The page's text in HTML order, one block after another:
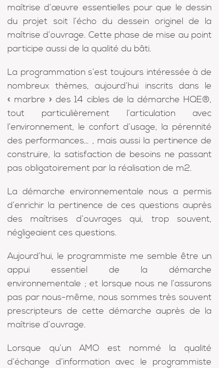
maîtrise d’œuvre essentielles pour que le dessin
du projet soit l’écho du dessein originel de la
maîtrise d’ouvrage. Cette phase de mise au point
participe aussi de la qualité du bâti.
La programmation s’est toujours intéressée à de
nombreux thèmes, aujourd’hui inscrits dans le
« marbre » des 14 cibles de la démarche HQE®,
tout particulièrement l’articulation avec
l’environnement, le confort d’usage, la pérennité
des performances… , mais aussi la pertinence de
construire, la satisfaction de besoins ne passant
pas obligatoirement par la réalisation de m2.
La démarche environnementale nous a permis
d’enrichir la pertinence de ces questions auprès
des maîtrises d’ouvrages qui, trop souvent,
négligeaient ces questions.
Aujourd’hui, le programmiste me semble être un
appui essentiel de la démarche
environnementale ; et lorsque nous ne l’assurons
pas par nous-même, nous sommes très souvent
prescripteurs de cette démarche auprès de la
maîtrise d’ouvrage.
Lorsque qu’un AMO est nommé la qualité
d’échange d’information avec le programmiste